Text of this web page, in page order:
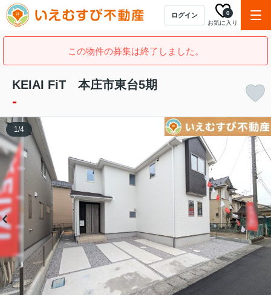
ログイン
お気に入り
0
この物件の募集は終了しました。
KEIAI FiT 本庄市東台5期
-
1/4